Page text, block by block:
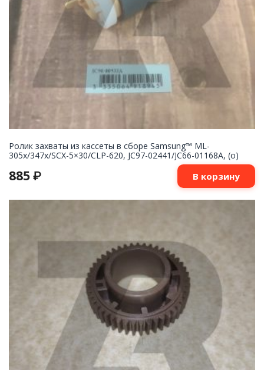
Ролик захваты из кассеты в сборе Samsung™ ML-
305x/347x/SCX-5×30/CLP-620, JC97-02441/JC66-01168A, (o)
885 ₽ В корзину